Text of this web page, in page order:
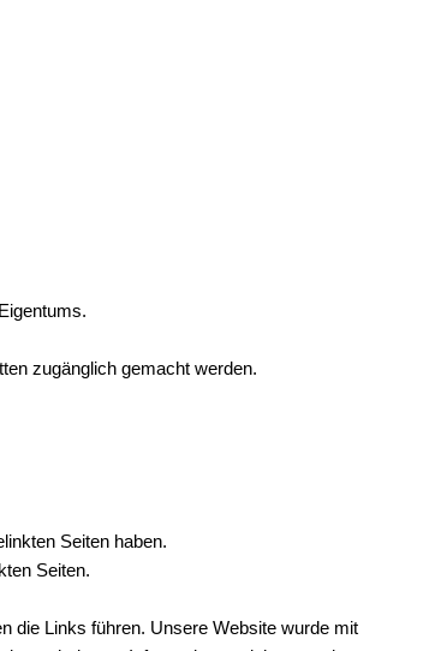
zugänglich gemacht werden.
Seiten haben.
Seiten.
die Links führen. Unsere Website wurde mit